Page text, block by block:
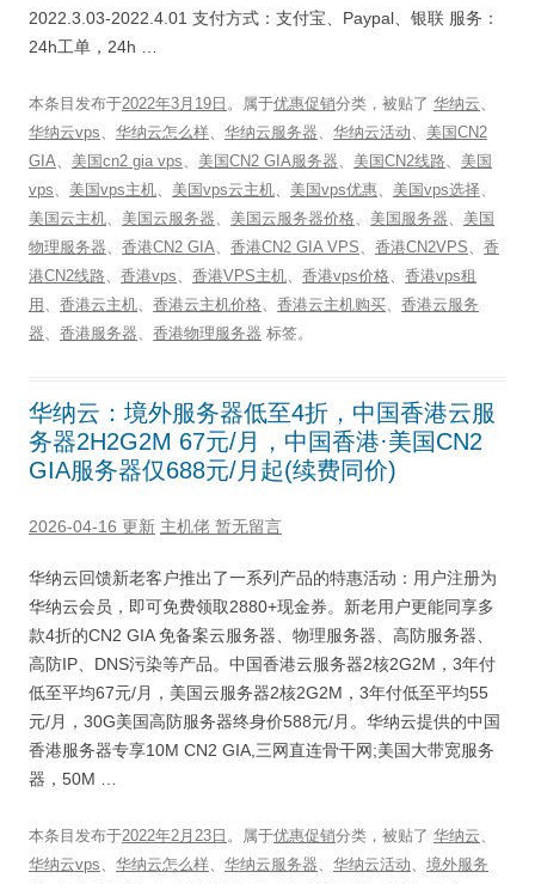
2022.3.03-2022.4.01 支付方式：支付宝、Paypal、银联 服务：
24h工单，24h …
本条目发布于2022年3月19日 。属于优惠促销分类，被贴了 华纳云、
华纳云vps、 华纳云怎么样、 华纳云服务器、 华纳云活动、 美国CN2
GIA、 美国cn2 gia vps、 美国CN2 GIA服务器、 美国CN2线路、 美国
vps、 美国vps主机、 美国vps云主机、 美国vps优惠、 美国vps选择、
美国云主机、 美国云服务器、 美国云服务器价格、 美国服务器、 美国
物理服务器、 香港CN2 GIA、 香港CN2 GIA VPS、 香港CN2VPS、 香
港CN2线路、 香港vps、 香港VPS主机、 香港vps价格、 香港vps租
用 、 香港云主机、 香港云主机价格、 香港云主机购买、 香港云服务
器、 香港服务器、 香港物理服务器 标签。
华纳云：境外服务器低至4折，中国香港云服
务器2H2G2M 67元/月，中国香港·美国CN2
GIA服务器仅688元/月起(续费同价)
2026-04-16 更新 主机佬 暂无留言
华纳云回馈新老客户推出了一系列产品的特惠活动：用户注册为
华纳云会员，即可免费领取2880+现金券。新老用户更能同享多
款4折的CN2 GIA 免备案云服务器、物理服务器、高防服务器、
高防IP、DNS污染等产品。中国香港云服务器2核2G2M，3年付
低至平均67元/月，美国云服务器2核2G2M，3年付低至平均55
元/月，30G美国高防服务器终身价588元/月。华纳云提供的中国
香港服务器专享10M CN2 GIA,三网直连骨干网;美国大带宽服务
器，50M …
本条目发布于2022年2月23日 。属于优惠促销分类，被贴了 华纳云、
华纳云vps、 华纳云怎么样、 华纳云服务器、 华纳云活动、 境外服务